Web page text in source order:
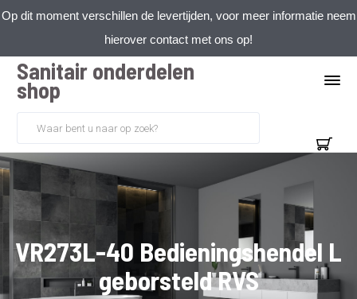
Op dit moment verschillen de levertijden, voor meer informatie neem
hierover contact met ons op!
Sanitair onderdelen
shop
VR273L-40 Bedieningshendel L
geborsteld RVS